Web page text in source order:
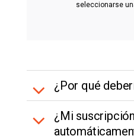
seleccionarse
¿Por qué
¿Mi